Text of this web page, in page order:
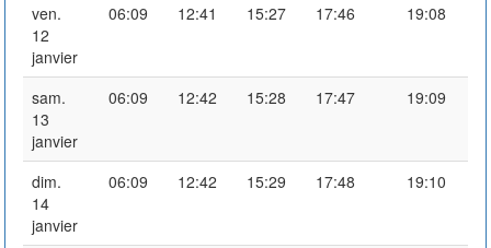
ven.
12
janvier
06:09 12:41 15:27 17:46 19:08
sam.
13
janvier
06:09 12:42 15:28 17:47 19:09
dim.
14
janvier
06:09 12:42 15:29 17:48 19:10